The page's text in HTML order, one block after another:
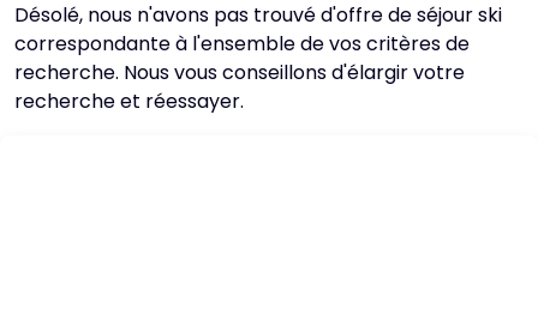
Désolé, nous n'avons pas trouvé d'offre de séjour ski
correspondante à l'ensemble de vos critères de
recherche. Nous vous conseillons d'élargir votre
recherche et réessayer.